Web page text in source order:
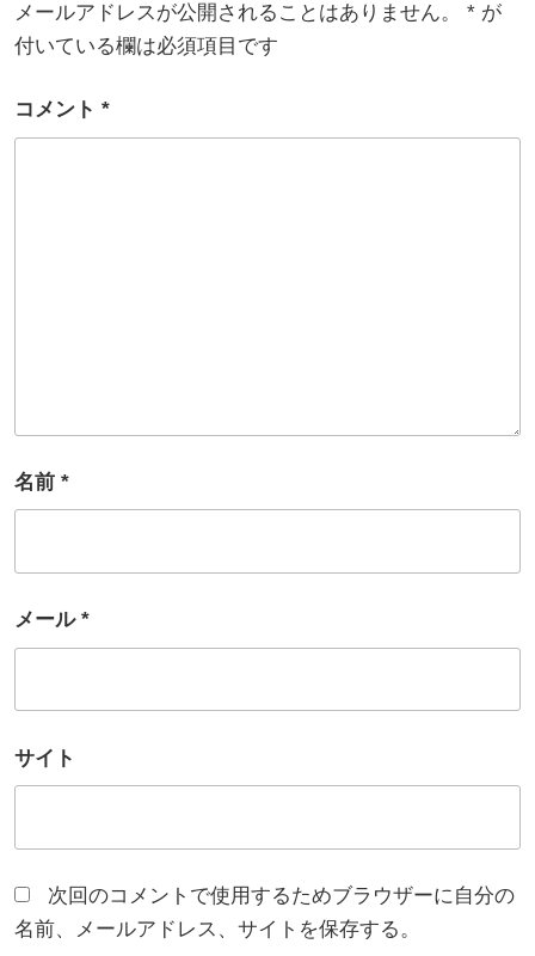
メールアドレスが公開されることはありません。 * が
付いている欄は必須項目です
コメント *
名前 *
メール *
サイト
次回のコメントで使用するためブラウザーに自分の
名前、メールアドレス、サイトを保存する。